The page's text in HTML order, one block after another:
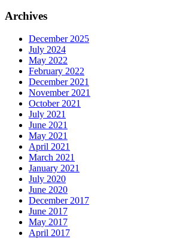
Archives
December 2025
July 2024
May 2022
February 2022
December 2021
November 2021
October 2021
July 2021
June 2021
May 2021
April 2021
March 2021
January 2021
July 2020
June 2020
December 2017
June 2017
May 2017
April 2017